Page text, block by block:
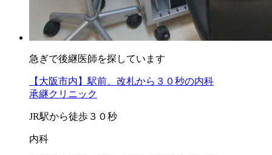
急ぎで後継医師を探しています
【大阪市内】駅前、改札から３０秒の内科
承継クリニック
JR駅から徒歩３０秒
内科